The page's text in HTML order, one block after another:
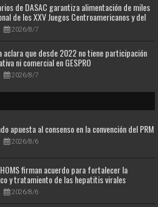
de DASAC garantiza alimentación de miles
de los XXV Juegos Centroamericanos y del
2026
2026/8/7
aclara que desde 2022 no tiene participación
ni comercial en GESPRO
2026/8/7
apuesta al consenso en la convención del PRM
2026/8/6
firman acuerdo para fortalecer la
y tratamiento de las hepatitis virales
2026/8/6